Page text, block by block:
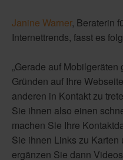
Janine Warner, Beraterin
Internettrends, fasst es
„Gerade auf
Gründen auf Ihre
anderen in Kontakt zu
Sie ihnen also einen
machen Sie Ihre
Sie ihnen Links zu
ergänzen Sie dann